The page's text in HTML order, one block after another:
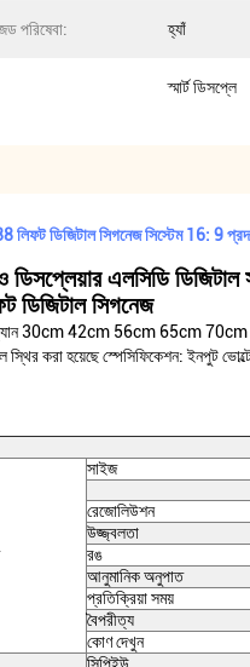
পরিষেবা: হ্যাঁ
স্মার্ট ডিসপ্লে
ডিজিটাল সিগনেজ সিস্টেম 16: 9
ডিসপ্লেয়ার এলসিডি ডিজিটাল
ডিজিটাল সিগনেজ
30cm 42cm 56cm 65cm
স্থির করা হয়েছে স্পেসিফিকেশন: ইনপুট
সাইজ
রেজোলিউশন
উজ্জ্বলতা
রঙ
আনুমানিক অনুপাত
প্রতিক্রিয়া সময়
বৈপরীত্য
কোণ দেখুন